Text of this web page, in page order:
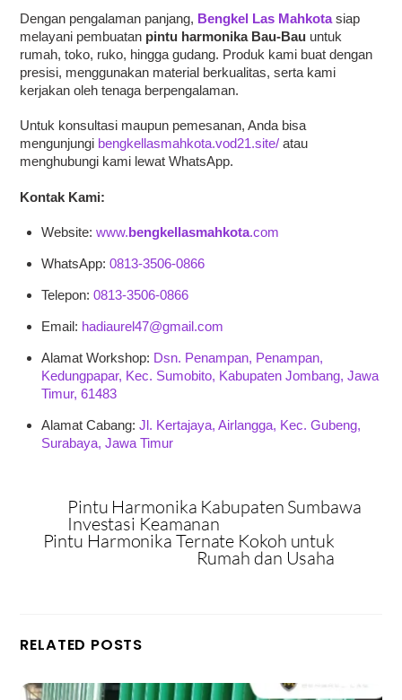
Dengan pengalaman panjang, Bengkel Las Mahkotasiap
melayani pembuatan pintu harmonika Bau-Bau untuk
rumah, toko, ruko, hingga gudang. Produk kami buat dengan
presisi, menggunakan material berkualitas, serta kami
kerjakan oleh tenaga berpengalaman.
Untuk konsultasi maupun pemesanan, Anda bisa
mengunjungi bengkellasmahkota.vod21.site/ atau
menghubungi kami lewat WhatsApp.
Kontak Kami:
Website:www.bengkellasmahkota.com
WhatsApp:0813-3506-0866
Telepon:0813-3506-0866
Email: hadiaurel47@gmail.com
Alamat Workshop: Dsn. Penampan, Penampan,
Kedungpapar, Kec. Sumobito, Kabupaten Jombang, Jawa
Timur, 61483
Alamat Cabang:Jl. Kertajaya, Airlangga, Kec. Gubeng,
Surabaya, Jawa Timur
Pintu Harmonika Kabupaten Sumbawa
Investasi Keamanan
Pintu Harmonika Ternate Kokoh untuk
Rumah dan Usaha
RELATED POSTS